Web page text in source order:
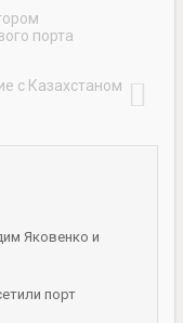
порта
с Казахстаном
Яковенко и
порт